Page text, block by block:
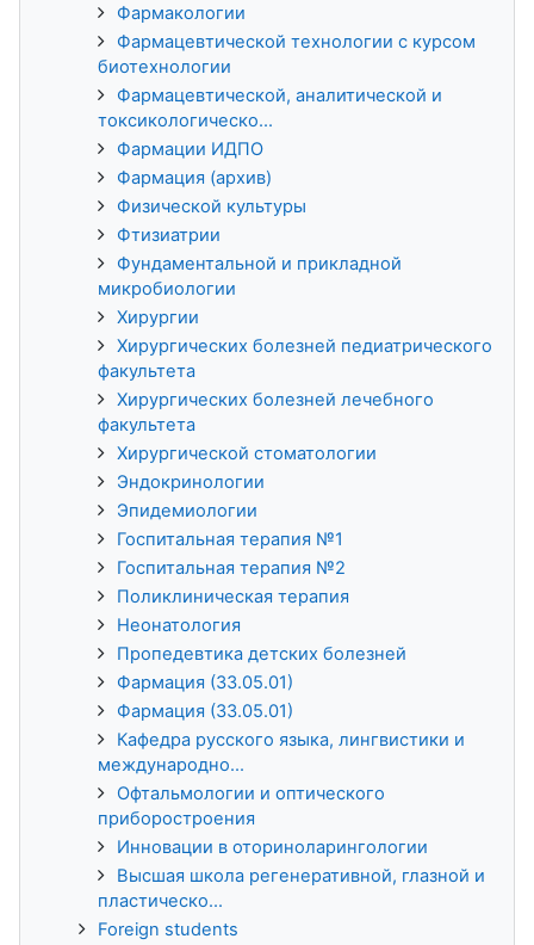
Фармакологии
Фармацевтической технологии с курсом
биотехнологии
Фармацевтической, аналитической и
токсикологическо...
Фармации ИДПО
Фармация (архив)
Физической культуры
Фтизиатрии
Фундаментальной и прикладной
микробиологии
Хирургии
Хирургических болезней педиатрического
факультета
Хирургических болезней лечебного
факультета
Хирургической стоматологии
Эндокринологии
Эпидемиологии
Госпитальная терапия №1
Госпитальная терапия №2
Поликлиническая терапия
Неонатология
Пропедевтика детских болезней
Фармация (33.05.01)
Фармация (33.05.01)
Кафедра русского языка, лингвистики и
международно...
Офтальмологии и оптического
приборостроения
Инновации в оториноларингологии
Высшая школа регенеративной, глазной и
пластическо...
Foreign students